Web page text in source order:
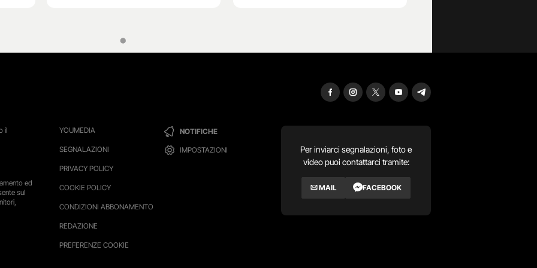
YOUMEDIA
SEGNALAZIONI
PRIVACY POLICY
COOKIE POLICY
CONDIZIONI ABBONAMENTO
REDAZIONE
PREFERENZE COOKIE
NOTIFICHE
IMPOSTAZIONI
Per inviarci segnalazioni, foto e
video puoi contattarci tramite:
MAIL FACEBOOK
il
ed
sul